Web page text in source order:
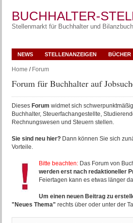
BUCHHALTER-
Stellenmarkt für Buchhalter und
NEWS STELLENANZEIGEN BÜCHER
Home / Forum
Forum für Buchhalter auf
Dieses Forum widmet sich schwerpunktmäßig
Buchhalter, Steuerfachangestellte,
Rechnungswesen und Steuern stellen.
Sie sind neu hier? Dann können Sie sich
Vorteile.
Bitte beachten:Das Forum von
werden erst nach redaktioneller
Feiertagen kann es etwas länger
Um einen neuen Beitrag zu
"Neues Thema" rechts über oder unter der